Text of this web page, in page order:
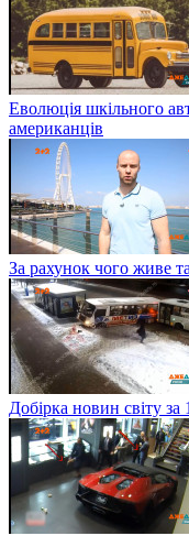
Еволюція шкільного
американців
За рахунок чого живе
Добірка новин світу